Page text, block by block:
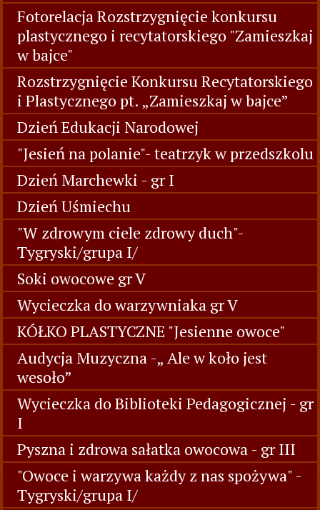
Fotorelacja Rozstrzygnięcie konkursu
plastycznego i recytatorskiego "Zamieszkaj
w bajce"
Rozstrzygnięcie Konkursu Recytatorskiego
i Plastycznego pt. „Zamieszkaj w bajce”
Dzień Edukacji Narodowej
"Jesień na polanie"- teatrzyk w przedszkolu
Dzień Marchewki - gr I
Dzień Uśmiechu
"W zdrowym ciele zdrowy duch"-
Tygryski/grupa I/
Soki owocowe gr V
Wycieczka do warzywniaka gr V
KÓŁKO PLASTYCZNE "Jesienne owoce"
Audycja Muzyczna -„ Ale w koło jest
wesoło”
Wycieczka do Biblioteki Pedagogicznej - gr
I
Pyszna i zdrowa sałatka owocowa - gr III
"Owoce i warzywa każdy z nas spożywa" -
Tygryski/grupa I/